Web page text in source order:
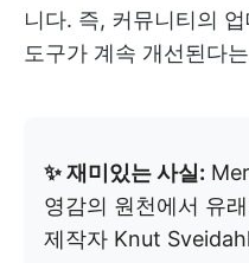
니다. 즉, 커뮤니티의
도구가 계속 개선된다
✨ 재미있는 사실:
영감의 원천에서 유
제작자 Knut